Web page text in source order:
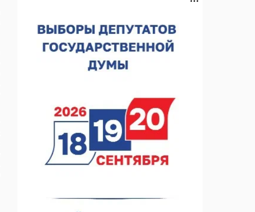
Участник СВО прибыл в Нижний Новгород за
гумпомощью
Нижегородские МСП получили 97 млн рублей
льготного лизинга
06.08.2026 12:09